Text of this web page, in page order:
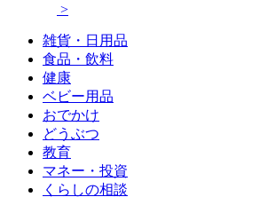
>
雑貨・日用品
食品・飲料
健康
ベビー用品
おでかけ
どうぶつ
教育
マネー・投資
くらしの相談